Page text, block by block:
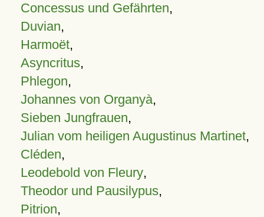
Concessus und Gefährten,
Duvian,
Harmoët,
Asyncritus,
Phlegon,
Johannes von Organyà,
Sieben Jungfrauen,
Julian vom heiligen Augustinus Martinet,
Cléden,
Leodebold von Fleury,
Theodor und Pausilypus,
Pitrion,